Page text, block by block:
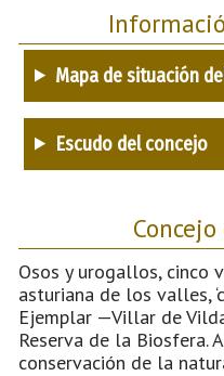
Mapa de situación
Escudo del concejo
Osos y urogallos, cinco
asturiana de los valles,
Ejemplar —Villar de
Reserva de la Biosfera.
conservación de la